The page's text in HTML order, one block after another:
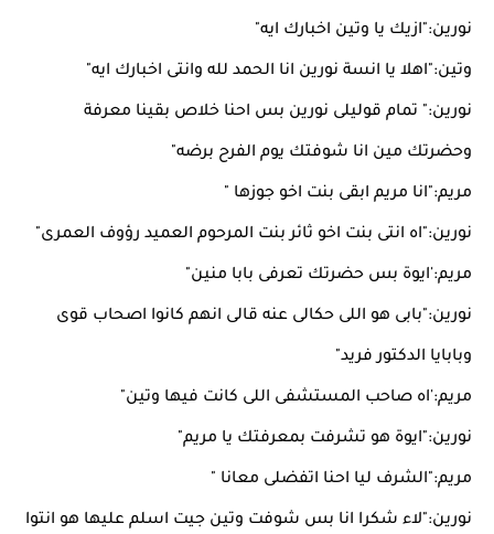
نورين:"ازيك يا وتين اخبارك ايه"
وتين:"اهلا يا انسة نورين انا الحمد لله وانتى اخبارك ايه"
نورين:" تمام قوليلى نورين بس احنا خلاص بقينا معرفة
وحضرتك مين انا شوفتك يوم الفرح برضه"
مريم:"انا مريم ابقى بنت اخو جوزها "
نورين:"اه انتى بنت اخو ثائر بنت المرحوم العميد رؤوف العمرى"
مريم:'ايوة بس حضرتك تعرفى بابا منين"
نورين:"بابى هو اللى حكالى عنه قالى انهم كانوا اصحاب قوى
وبابايا الدكتور فريد"
مريم:'اه صاحب المستشفى اللى كانت فيها وتين"
نورين:"ايوة هو تشرفت بمعرفتك يا مريم"
مريم:"الشرف ليا احنا اتفضلى معانا "
نورين:"لاء شكرا انا بس شوفت وتين جيت اسلم عليها هو انتوا